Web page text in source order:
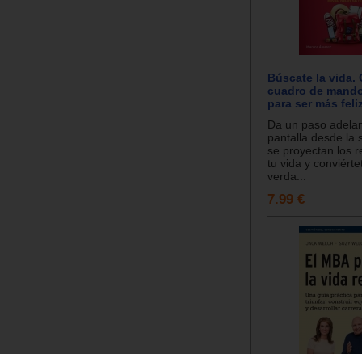
Búscate la vida.
cuadro de
para ser más
Da un paso
pantalla desde la
se proyectan los
tu vida y
verda...
7.99 €